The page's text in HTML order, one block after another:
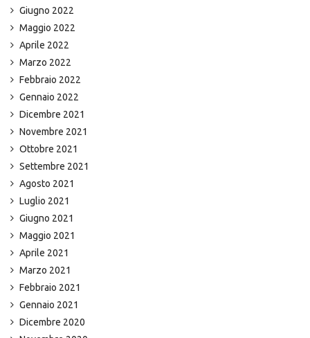
Giugno 2022
Maggio 2022
Aprile 2022
Marzo 2022
Febbraio 2022
Gennaio 2022
Dicembre 2021
Novembre 2021
Ottobre 2021
Settembre 2021
Agosto 2021
Luglio 2021
Giugno 2021
Maggio 2021
Aprile 2021
Marzo 2021
Febbraio 2021
Gennaio 2021
Dicembre 2020